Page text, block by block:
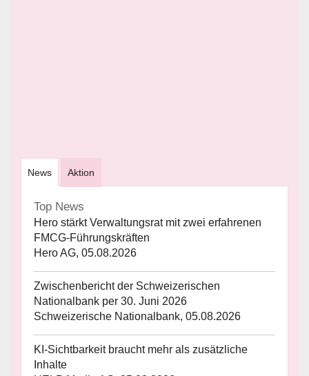
News Aktion
Top News
Hero stärkt Verwaltungsrat mit zwei erfahrenen
FMCG-Führungskräften
Hero AG, 05.08.2026
Zwischenbericht der Schweizerischen
Nationalbank per 30. Juni 2026
Schweizerische Nationalbank, 05.08.2026
KI-Sichtbarkeit braucht mehr als zusätzliche
Inhalte